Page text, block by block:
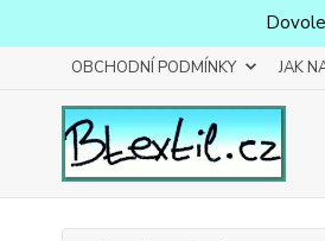
OBCHODNÍ PODMÍNKY JAK